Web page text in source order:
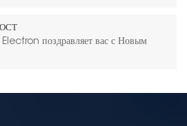
поздравляет вас с Новым